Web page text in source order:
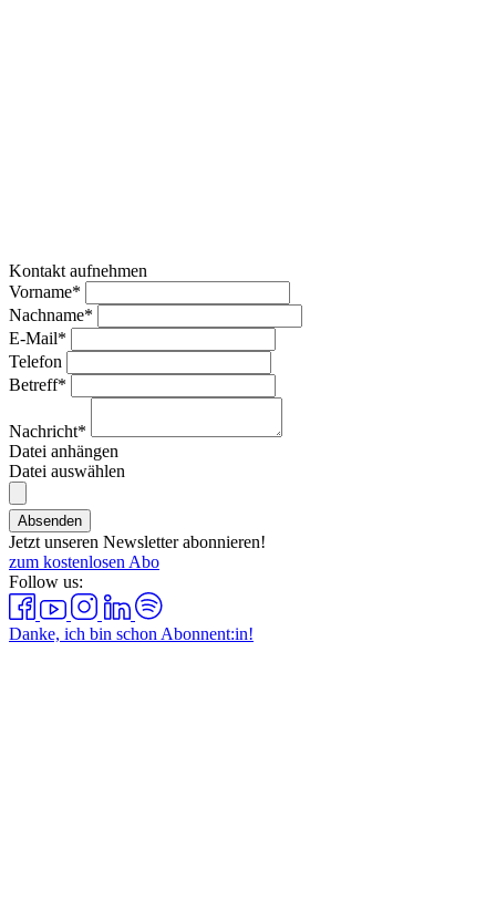
Kontakt aufnehmen
Vorname*
Nachname*
E-Mail*
Telefon
Betreff*
Nachricht*
Datei anhängen
Datei auswählen
Absenden
Jetzt unseren Newsletter abonnieren!
zum kostenlosen Abo
Follow us:
Danke, ich bin schon Abonnent:in!